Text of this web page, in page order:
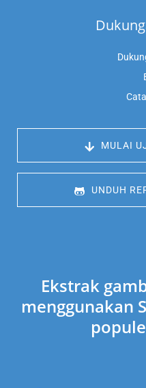
MULAI
UNDUH
Ekstrak
menggunakan